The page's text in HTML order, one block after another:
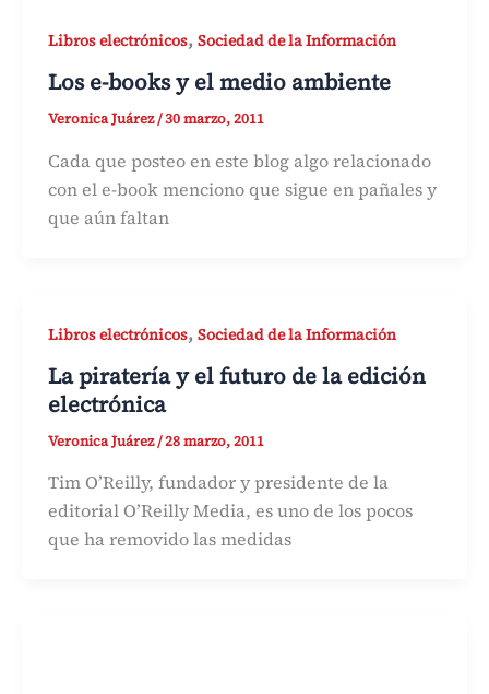
Libros electrónicos, Sociedad de la Información
Los e-books y el medio ambiente
Veronica Juárez/30 marzo, 2011
Cada que posteo en este blog algo relacionado
con el e-book menciono que sigue en pañales y
que aún faltan
Libros electrónicos, Sociedad de la Información
La piratería y el futuro de la edición
electrónica
Veronica Juárez/28 marzo, 2011
Tim O’Reilly, fundador y presidente de la
editorial O’Reilly Media, es uno de los pocos
que ha removido las medidas